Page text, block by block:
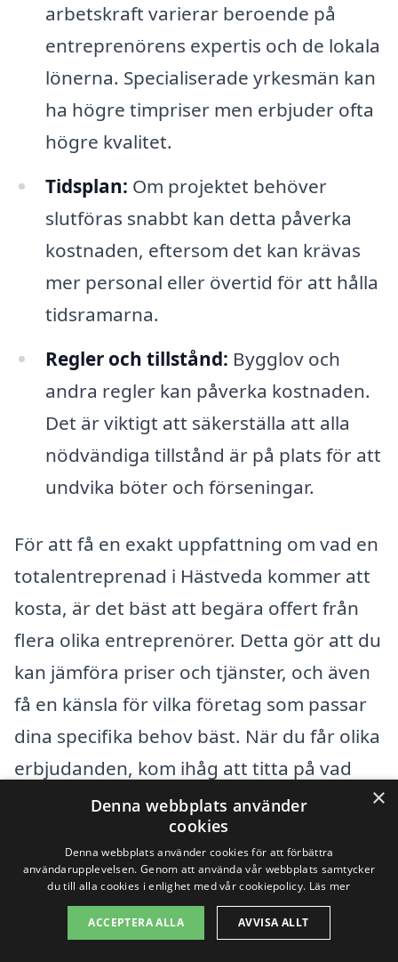
arbetskraft varierar beroende på
entreprenörens expertis och de lokala
lönerna. Specialiserade yrkesmän kan
ha högre timpriser men erbjuder ofta
högre kvalitet.
Tidsplan: Om projektet behöver
slutföras snabbt kan detta påverka
kostnaden, eftersom det kan krävas
mer personal eller övertid för att hålla
tidsramarna.
Regler och tillstånd: Bygglov och
andra regler kan påverka kostnaden.
Det är viktigt att säkerställa att alla
nödvändiga tillstånd är på plats för att
undvika böter och förseningar.
För att få en exakt uppfattning om vad en
totalentreprenad i Hästveda kommer att
kosta, är det bäst att begära offert från
flera olika entreprenörer. Detta gör att du
kan jämföra priser och tjänster, och även
få en känsla för vilka företag som passar
dina specifika behov bäst. När du får olika
erbjudanden, kom ihåg att titta på vad
som ingår i varje offert och t.ex. om det
finns några dolda kostnader. Att anlita en
lokal entreprenör kan också bidra till att
sänka kostnaderna, eftersom de ofta är
mer insatta i de specifika krav och regler
×
Denna webbplats använder
cookies
Denna webbplats använder cookies för att förbättra
användarupplevelsen. Genom att använda vår webbplats samtycker
du till alla cookies i enlighet med vår cookiepolicy. Läs mer
ACCEPTERA ALLA AVVISA ALLT